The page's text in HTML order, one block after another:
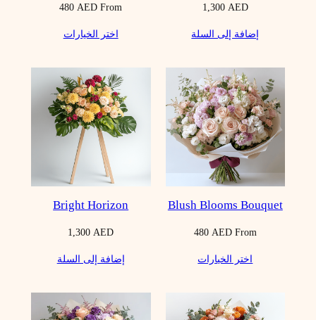
1,300 AED
إضافة إلى السلة
From
480 AED
اختر الخيارات
Blush Blooms Bouquet
From
480 AED
اختر الخيارات
Bright Horizon
1,300 AED
إضافة إلى السلة